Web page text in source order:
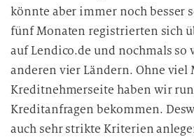
könnte aber immer noch besser
fünf Monaten registrierten sich
auf Lendico.de und nochmals so
anderen vier Ländern. Ohne viel
Kreditnehmerseite haben wir
Kreditanfragen bekommen.
auch sehr strikte Kriterien